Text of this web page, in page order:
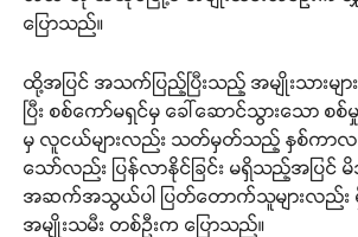
ပြောသည်။
ထို့အပြင် အသက်ပြည့်ပြီးသည့် အမျိုးသားမျ
ပြီး စစ်ကော်မရှင်မှ ခေါ်ဆောင်သွားသော စ
မှ လူငယ်များလည်း သတ်မှတ်သည့် နှစ်ကာလ
သော်လည်း ပြန်လာနိုင်ခြင်း မရှိသည့်အပြင် မိ
အဆက်အသွယ်ပါ ပြတ်တောက်သူများလည်း ရှိ
အမျိုးသမီး တစ်ဦးက ပြောသည်။